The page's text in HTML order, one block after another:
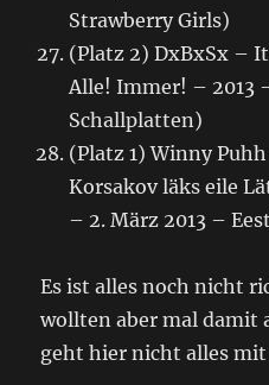
Strawberry Girls)
(Platz 2) DxBxSx –
Alle! Immer! – 2013
Schallplatten)
(Platz 1) Winny
Korsakov läks eile
– 2. März 2013 –
Es ist alles noch nicht
wollten aber mal damit
geht hier nicht alles